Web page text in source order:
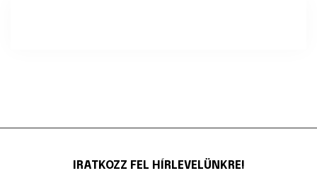
IRATKOZZ FEL HÍRLEVELÜNKRE!